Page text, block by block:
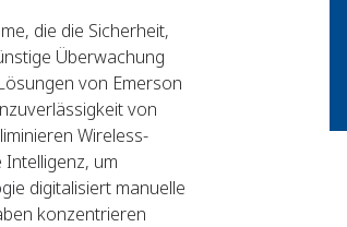
die die Sicherheit,
Überwachung
von Emerson
von
Wireless-
um
digitalisiert manuelle
konzentrieren